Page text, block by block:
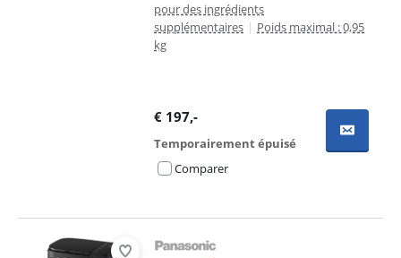
pour des ingrédients
supplémentaires | Poids maximal : 0,95
kg
€ 197,-
Temporairement épuisé
Comparer